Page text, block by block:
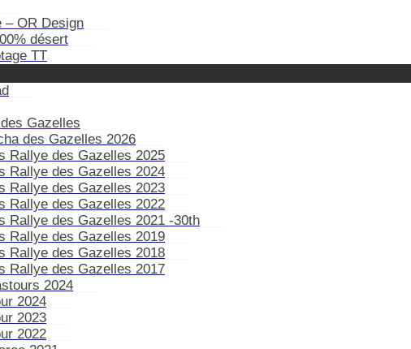
– OR Design
désert
TT
Gazelles
des Gazelles 2026
Rallye des Gazelles 2025
Rallye des Gazelles 2024
Rallye des Gazelles 2023
Rallye des Gazelles 2022
Rallye des Gazelles 2021 -30th
Rallye des Gazelles 2019
Rallye des Gazelles 2018
Rallye des Gazelles 2017
2024
2024
2023
2022